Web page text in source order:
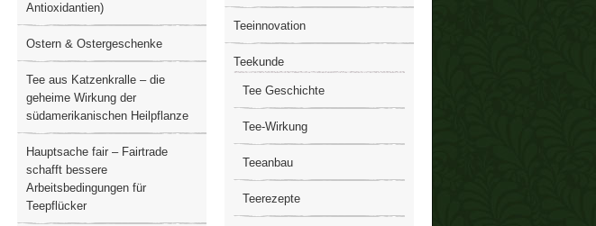
Antioxidantien)
Ostern & Ostergeschenke
Tee aus Katzenkralle – die
geheime Wirkung der
südamerikanischen Heilpflanze
Hauptsache fair – Fairtrade
schafft bessere
Arbeitsbedingungen für
Teepflücker
Teeinnovation
Teekunde
Tee Geschichte
Tee-Wirkung
Teeanbau
Teerezepte